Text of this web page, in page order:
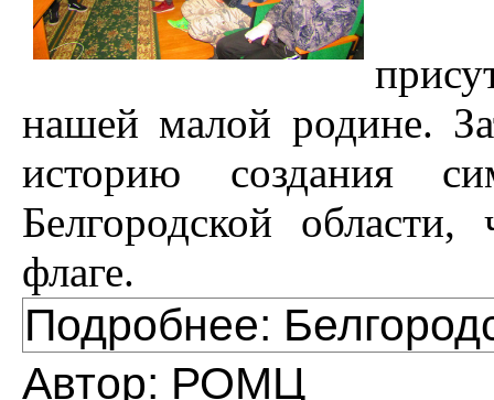
нашей малой родине.
историю создания
Белгородской
флаге.
Подробнее:
Автор: РОМЦ